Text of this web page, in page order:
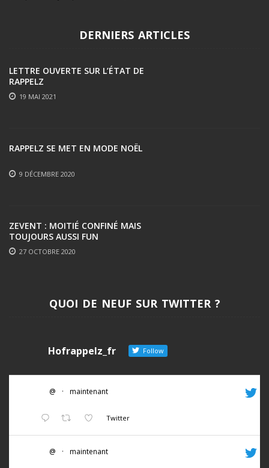
DERNIERS ARTICLES
LETTRE OUVERTE SUR L’ÉTAT DE
RAPPELZ
19 MAI 2021
RAPPELZ SE MET EN MODE NOËL
9 DÉCEMBRE 2020
ZEVENT : MOITIÉ CONFINÉ MAIS
TOUJOURS AUSSI FUN
27 OCTOBRE 2020
QUOI DE NEUF SUR TWITTER ?
Hofrappelz_fr Follow
@ · maintenant
Twitter
@ · maintenant